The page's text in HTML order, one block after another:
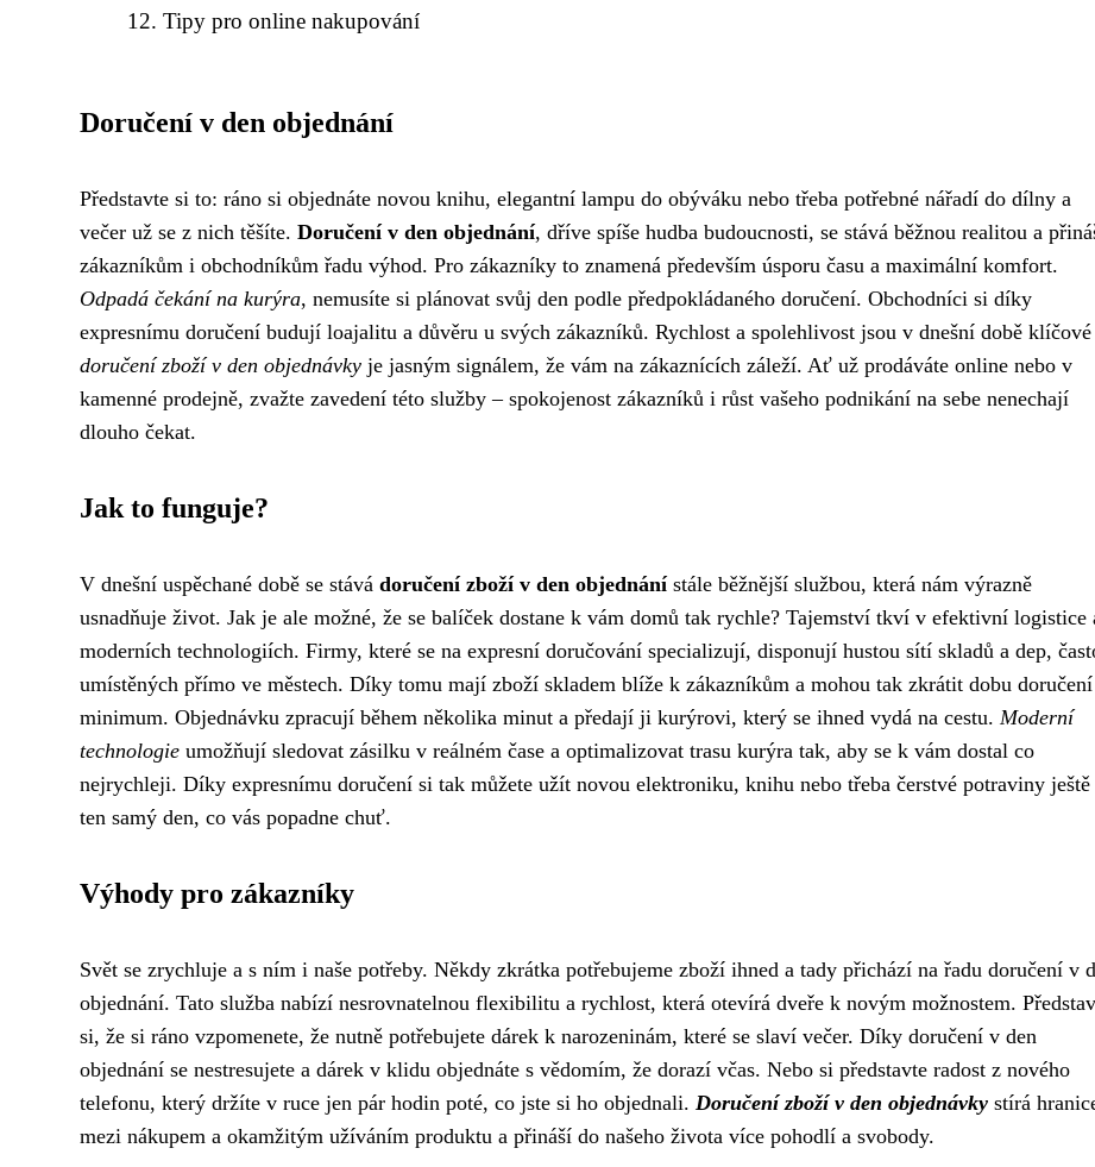
Tipy pro online nakupování
Doručení v den objednání
Představte si to: ráno si objednáte novou knihu, elegantní lampu do obýváku nebo třeba potřebné nářadí do dílny a
večer už se z nich těšíte. Doručení v den objednání, dříve spíše hudba budoucnosti, se stává běžnou realitou a
zákazníkům i obchodníkům řadu výhod. Pro zákazníky to znamená především úsporu času a maximální komfort.
Odpadá čekání na kurýra, nemusíte si plánovat svůj den podle předpokládaného doručení. Obchodníci si díky
expresnímu doručení budují loajalitu a důvěru u svých zákazníků. Rychlost a spolehlivost jsou v dnešní době klíčové
doručení zboží v den objednávky je jasným signálem, že vám na zákaznících záleží. Ať už prodáváte online nebo v
kamenné prodejně, zvažte zavedení této služby – spokojenost zákazníků i růst vašeho podnikání na sebe nenechají
dlouho čekat.
Jak to funguje?
V dnešní uspěchané době se stává doručení zboží v den objednánístále běžnější službou, která nám výrazně
usnadňuje život. Jak je ale možné, že se balíček dostane k vám domů tak rychle? Tajemství tkví v efektivní logistice
moderních technologiích. Firmy, které se na expresní doručování specializují, disponují hustou sítí skladů a dep,
umístěných přímo ve městech. Díky tomu mají zboží skladem blíže k zákazníkům a mohou tak zkrátit dobu
minimum. Objednávku zpracují během několika minut a předají ji kurýrovi, který se ihned vydá na cestu. Moderní
technologie umožňují sledovat zásilku v reálném čase a optimalizovat trasu kurýra tak, aby se k vám dostal co
nejrychleji. Díky expresnímu doručení si tak můžete užít novou elektroniku, knihu nebo třeba čerstvé potraviny ještě
ten samý den, co vás popadne chuť.
Výhody pro zákazníky
Svět se zrychluje a s ním i naše potřeby. Někdy zkrátka potřebujeme zboží ihned a tady přichází na řadu doručení v
objednání. Tato služba nabízí nesrovnatelnou flexibilitu a rychlost, která otevírá dveře k novým možnostem.
si, že si ráno vzpomenete, že nutně potřebujete dárek k narozeninám, které se slaví večer. Díky doručení v den
objednání se nestresujete a dárek v klidu objednáte s vědomím, že dorazí včas. Nebo si představte radost z nového
telefonu, který držíte v ruce jen pár hodin poté, co jste si ho objednali. Doručení zboží v den objednávky stírá
mezi nákupem a okamžitým užíváním produktu a přináší do našeho života více pohodlí a svobody.